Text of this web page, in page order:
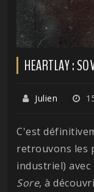
HEARTLAY :
Julien
C'est
retrouvons les
industriel)
Sore, à